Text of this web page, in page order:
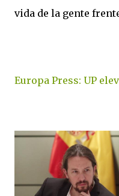
vida de la gente
Europa Press: UP